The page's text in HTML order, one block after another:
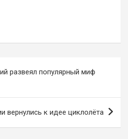
развеял популярный миф
вернулись к идее циклолёта